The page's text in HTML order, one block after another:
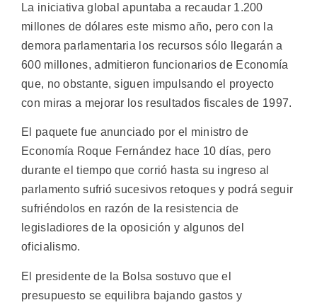
La iniciativa global apuntaba a recaudar 1.200
millones de dólares este mismo año, pero con la
demora parlamentaria los recursos sólo llegarán a
600 millones, admitieron funcionarios de Economía
que, no obstante, siguen impulsando el proyecto
con miras a mejorar los resultados fiscales de 1997.
El paquete fue anunciado por el ministro de
Economía Roque Fernández hace 10 días, pero
durante el tiempo que corrió hasta su ingreso al
parlamento sufrió sucesivos retoques y podrá seguir
sufriéndolos en razón de la resistencia de
legisladiores de la oposición y algunos del
oficialismo.
El presidente de la Bolsa sostuvo que el
presupuesto se equilibra bajando gastos y